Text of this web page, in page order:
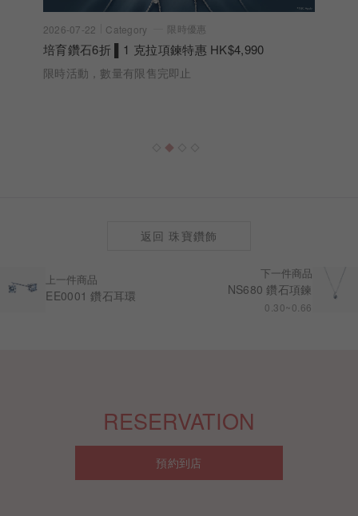
2026-07-22 Category 限時優惠
培育鑽石6折 ▌1 克拉項鍊特惠 HK$4,990
限時活動，數量有限售完即止
上一件商品
EE0001 鑽石耳環
下一件商品
NS680 鑽石項鍊
0.30~0.66
返回 珠寶鑽飾
RESERVATION
預約到店